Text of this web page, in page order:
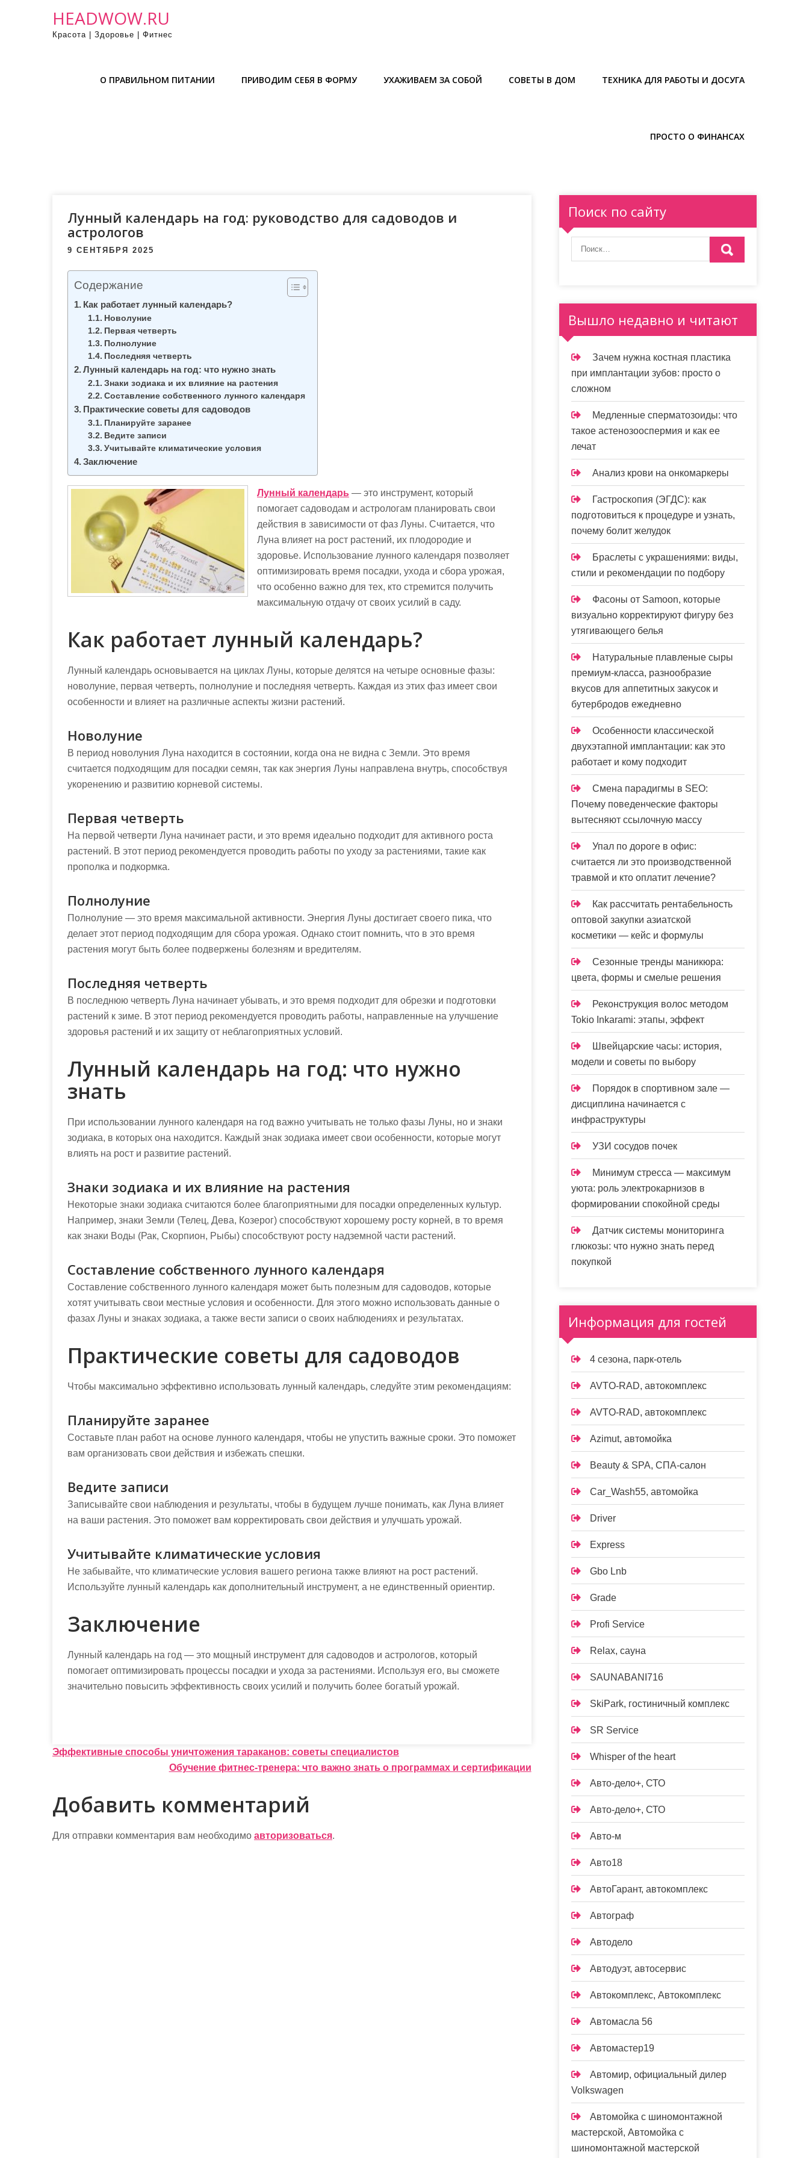
HEADWOW.RU
Красота | Здоровье | Фитнес
О ПРАВИЛЬНОМ ПИТАНИИ ПРИВОДИМ СЕБЯ В ФОРМУ УХАЖИВАЕМ ЗА СОБОЙ СОВЕТЫ В ДОМ ТЕХНИКА ДЛЯ РАБОТЫ И ДОСУГА
ПРОСТО О ФИНАНСАХ
Лунный календарь на год: руководство для садоводов и
астрологов
9 СЕНТЯБРЯ 2025
Содержание
Как работает лунный календарь?
Новолуние
Первая четверть
Полнолуние
Последняя четверть
Лунный календарь на год: что нужно знать
Знаки зодиака и их влияние на растения
Составление собственного лунного календаря
Практические советы для садоводов
Планируйте заранее
Ведите записи
Учитывайте климатические условия
Заключение
Лунный календарь — это инструмент, который
помогает садоводам и астрологам планировать свои
действия в зависимости от фаз Луны. Считается, что
Луна влияет на рост растений, их плодородие и
здоровье. Использование лунного календаря позволяет
оптимизировать время посадки, ухода и сбора урожая,
что особенно важно для тех, кто стремится получить
максимальную отдачу от своих усилий в саду.
Как работает лунный календарь?
Лунный календарь основывается на циклах Луны, которые делятся на четыре основные фазы:
новолуние, первая четверть, полнолуние и последняя четверть. Каждая из этих фаз имеет свои
особенности и влияет на различные аспекты жизни растений.
Новолуние
В период новолуния Луна находится в состоянии, когда она не видна с Земли. Это время
считается подходящим для посадки семян, так как энергия Луны направлена внутрь, способствуя
укоренению и развитию корневой системы.
Первая четверть
На первой четверти Луна начинает расти, и это время идеально подходит для активного роста
растений. В этот период рекомендуется проводить работы по уходу за растениями, такие как
прополка и подкормка.
Полнолуние
Полнолуние — это время максимальной активности. Энергия Луны достигает своего пика, что
делает этот период подходящим для сбора урожая. Однако стоит помнить, что в это время
растения могут быть более подвержены болезням и вредителям.
Последняя четверть
В последнюю четверть Луна начинает убывать, и это время подходит для обрезки и подготовки
растений к зиме. В этот период рекомендуется проводить работы, направленные на улучшение
здоровья растений и их защиту от неблагоприятных условий.
Лунный календарь на год: что нужно
знать
При использовании лунного календаря на год важно учитывать не только фазы Луны, но и знаки
зодиака, в которых она находится. Каждый знак зодиака имеет свои особенности, которые могут
влиять на рост и развитие растений.
Знаки зодиака и их влияние на растения
Некоторые знаки зодиака считаются более благоприятными для посадки определенных культур.
Например, знаки Земли (Телец, Дева, Козерог) способствуют хорошему росту корней, в то время
как знаки Воды (Рак, Скорпион, Рыбы) способствуют росту надземной части растений.
Составление собственного лунного календаря
Составление собственного лунного календаря может быть полезным для садоводов, которые
хотят учитывать свои местные условия и особенности. Для этого можно использовать данные о
фазах Луны и знаках зодиака, а также вести записи о своих наблюдениях и результатах.
Практические советы для садоводов
Чтобы максимально эффективно использовать лунный календарь, следуйте этим рекомендациям:
Планируйте заранее
Составьте план работ на основе лунного календаря, чтобы не упустить важные сроки. Это поможет
вам организовать свои действия и избежать спешки.
Ведите записи
Записывайте свои наблюдения и результаты, чтобы в будущем лучше понимать, как Луна влияет
на ваши растения. Это поможет вам корректировать свои действия и улучшать урожай.
Учитывайте климатические условия
Не забывайте, что климатические условия вашего региона также влияют на рост растений.
Используйте лунный календарь как дополнительный инструмент, а не единственный ориентир.
Заключение
Лунный календарь на год — это мощный инструмент для садоводов и астрологов, который
помогает оптимизировать процессы посадки и ухода за растениями. Используя его, вы сможете
значительно повысить эффективность своих усилий и получить более богатый урожай.
Н
в
и
г
Эффективные способы уничтожения тараканов: советы специалистов
Обучение фитнес-тренера: что важно знать о программах и сертификации
Добавить комментарий
Для отправки комментария вам необходимо авторизоваться.
Поиск по сайту
Вышло недавно и читают
Зачем нужна костная пластика
при имплантации зубов: просто о
сложном
Медленные сперматозоиды: что
такое астенозооспермия и как ее
лечат
Анализ крови на онкомаркеры
Гастроскопия (ЭГДС): как
подготовиться к процедуре и узнать,
почему болит желудок
Браслеты с украшениями: виды,
стили и рекомендации по подбору
Фасоны от Samoon, которые
визуально корректируют фигуру без
утягивающего белья
Натуральные плавленые сыры
премиум-класса, разнообразие
вкусов для аппетитных закусок и
бутербродов ежедневно
Особенности классической
двухэтапной имплантации: как это
работает и кому подходит
Смена парадигмы в SEO:
Почему поведенческие факторы
вытесняют ссылочную массу
Упал по дороге в офис:
считается ли это производственной
травмой и кто оплатит лечение?
Как рассчитать рентабельность
оптовой закупки азиатской
косметики — кейс и формулы
Сезонные тренды маникюра:
цвета, формы и смелые решения
Реконструкция волос методом
Tokio Inkarami: этапы, эффект
Швейцарские часы: история,
модели и советы по выбору
Порядок в спортивном зале —
дисциплина начинается с
инфраструктуры
УЗИ сосудов почек
Минимум стресса — максимум
уюта: роль электрокарнизов в
формировании спокойной среды
Датчик системы мониторинга
глюкозы: что нужно знать перед
покупкой
Информация для гостей
4 сезона, парк-отель
AVTO-RAD, автокомплекс
AVTO-RAD, автокомплекс
Azimut, автомойка
Beauty & SPA, СПА-салон
Car_Wash55, автомойка
Driver
Express
Gbo Lnb
Grade
Profi Service
Relax, сауна
SAUNABANI716
SkiPark, гостиничный комплекс
SR Service
Whisper of the heart
Авто-дело+, СТО
Авто-дело+, СТО
Авто-м
Авто18
АвтоГарант, автокомплекс
Автограф
Автодело
Автодуэт, автосервис
Автокомплекс, Автокомплекс
Автомасла 56
Автомастер19
Автомир, официальный дилер
Volkswagen
Автомойка с шиномонтажной
мастерской, Автомойка с
шиномонтажной мастерской